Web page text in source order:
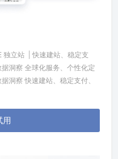
独立站 | 快速建站、稳定支
洞察 全球化服务、个性化定
洞察 快速建站、稳定支付、
用